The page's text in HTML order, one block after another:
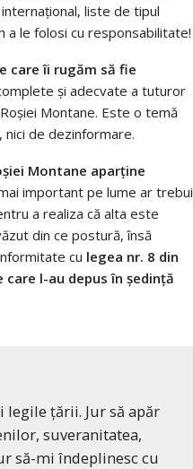
liste de tipul
a le folosi cu responsabilitate!
care îi rugăm să fie
şi adecvate a tuturor
Montane. Este o temă
nici de dezinformare.
Montane aparţine
important pe lume ar trebui
a realiza că alta este
din ce postură, însă
cu legea nr. 8 din
l-au depus în şedinţă
legile ţării. Jur să apăr
suveranitatea,
să-mi îndeplinesc cu